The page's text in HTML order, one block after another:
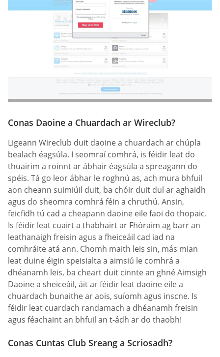
Conas Daoine a Chuardach ar Wireclub?
Ligeann Wireclub duit daoine a chuardach ar chúpla
bealach éagsúla. I seomraí comhrá, is féidir leat do
thuairim a roinnt ar ábhair éagsúla a spreagann do
spéis. Tá go leor ábhar le roghnú as, ach mura bhfuil
aon cheann suimiúil duit, ba chóir duit dul ar aghaidh
agus do sheomra comhrá féin a chruthú. Ansin,
feicfidh tú cad a cheapann daoine eile faoi do thopaic.
Is féidir leat cuairt a thabhairt ar Fhóraim ag barr an
leathanaigh freisin agus a fheiceáil cad iad na
comhráite atá ann. Chomh maith leis sin, más mian
leat duine éigin speisialta a aimsiú le comhrá a
dhéanamh leis, ba cheart duit cinnte an ghné Aimsigh
Daoine a sheiceáil, áit ar féidir leat daoine eile a
chuardach bunaithe ar aois, suíomh agus inscne. Is
féidir leat cuardach randamach a dhéanamh freisin
agus féachaint an bhfuil an t-ádh ar do thaobh!
Conas Cuntas Club Sreang a Scriosadh?